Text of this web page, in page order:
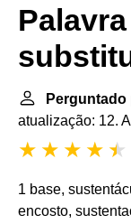
atualização: 12.
1 base,
encosto,